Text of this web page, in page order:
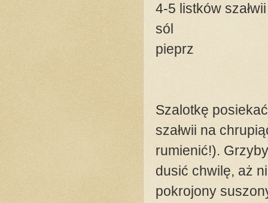
4-5 listków szałwii
sól
pieprz
Szalotkę
szałwii na
rumienić!).
dusić chwilę, aż
pokrojony